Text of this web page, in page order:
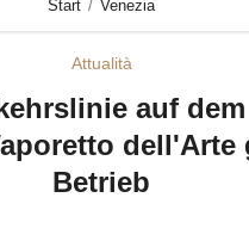
Start Venezia
Attualità
auf
dell'Arte
Betrieb